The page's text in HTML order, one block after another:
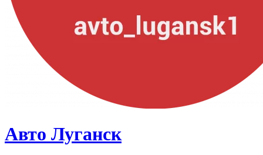
Авто Луганск